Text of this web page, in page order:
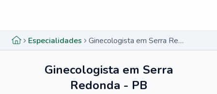
Especialidades Ginecologista em Serra Redonda - PB
Ginecologista em Serra
Redonda - PB